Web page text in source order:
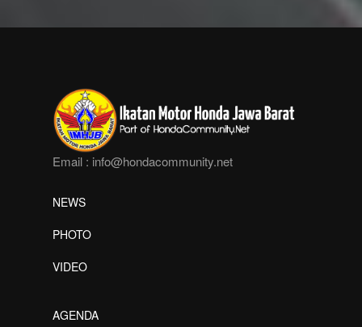
Email : info@hondacommunity.net
NEWS
PHOTO
VIDEO
AGENDA